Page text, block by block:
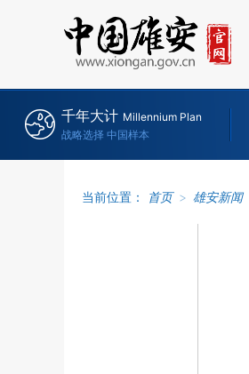
千年大计 Millennium Plan
战略选择 中国样本
当前位置： 首页 > 雄安新闻